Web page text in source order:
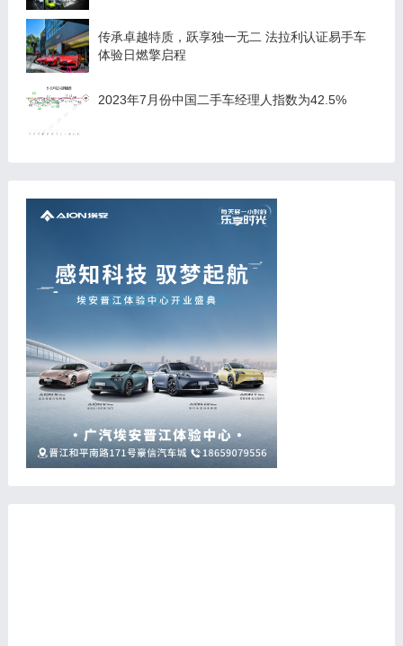
传承卓越特质，跃享独一无二 法拉利认证易手车
体验日燃擎启程
2023年7月份中国二手车经理人指数为42.5%